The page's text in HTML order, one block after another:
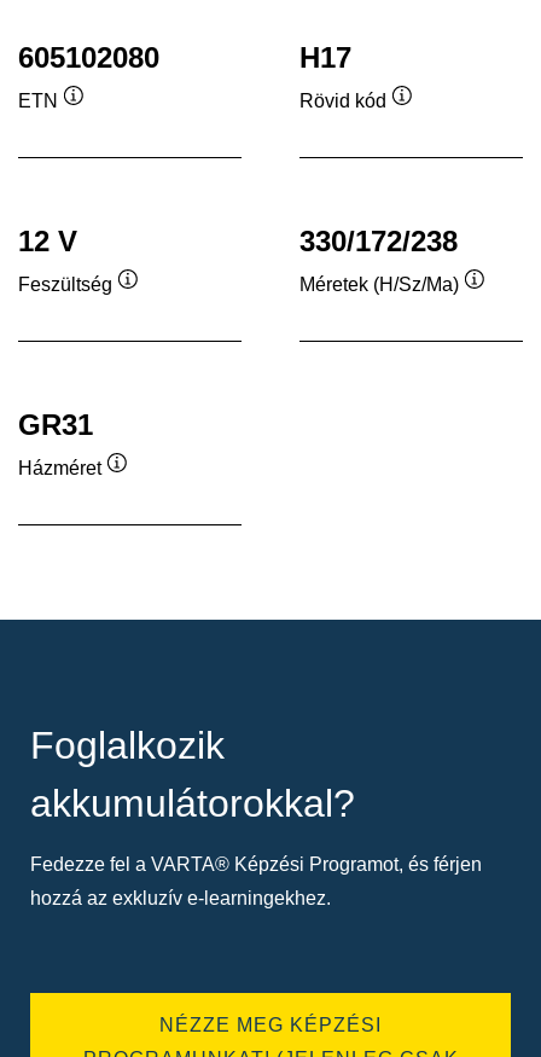
605102080
ETN
H17
Rövid kód
12 V
Feszültség
330/172/238
Méretek (H/Sz/Ma)
GR31
Házméret
Foglalkozik
akkumulátorokkal?
Fedezze fel a VARTA® Képzési Programot, és férjen
hozzá az exkluzív e-learningekhez.
NÉZZE MEG KÉPZÉSI